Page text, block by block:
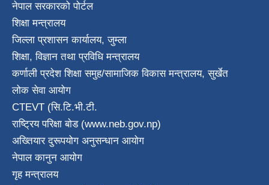
नेपाल सरकारको पोर्टल
शिक्षा मन्त्रालय
जिल्ला प्रशासन कार्यालय, जुम्ला
शिक्षा, विज्ञान तथा प्रविधि मन्त्रालय
कर्णाली प्रदेश शिक्षा समुह/सामाजिक विकास मन्त्रालय, सुर्खेत
लोक सेवा आयोग
CTEVT (सि.टि.भी.टी.
राष्ट्रिय परिक्षा बाेड (www.neb.gov.np)
अख्तियार दुरूपयोग अनुसन्धान आयोग
नेपाल कानुन आयाेग
गृह मन्त्रालय